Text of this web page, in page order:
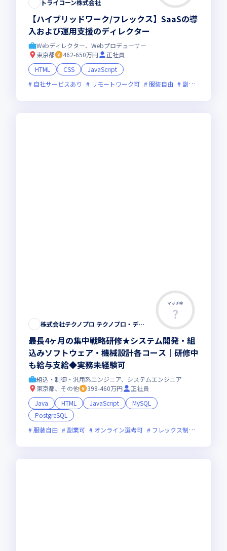
トライコーン株式会社
【ハイブリッドワーク/フレックス】SaaSの導
入および運用支援のディレクター
Webディレクター、Webプロデューサー
東京都
462-650万円
正社員
HTML
CSS
JavaScript
自社サービスあり
リモートワーク可 服装自由 副業可
マッチ率
株式会社テクノプロ テクノプロ・デザイン社
最長4ヶ月の集中戦略研修★システム開発・組
込みソフトウェア・機械設計各コース｜研修中
も給与支給◆実務未経験可
組込・制御・汎用系エンジニア、システムエンジニア
東京都、その他
398-460万円
正社員
Java
HTML JavaScript
MySQL
PostgreSQL
服装自由
副業可 オンライン選考可 フレックス制度あり